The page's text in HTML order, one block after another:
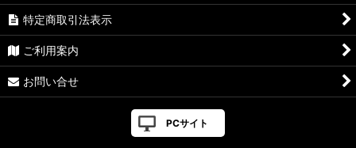
特定商取引法表示
ご利用案内
お問い合せ
PCサイト